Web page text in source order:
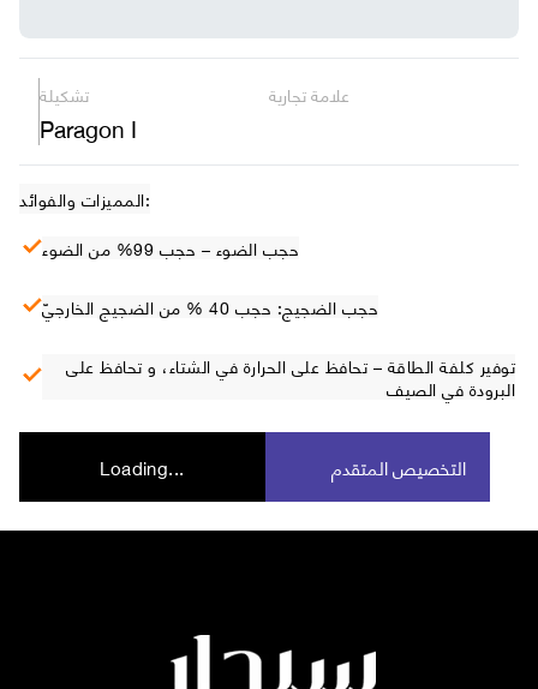
تشكيلة
Paragon I
علامة تجارية
المميزات والفوائد:
حجب الضوء – حجب 99% من الضوء
حجب الضجيج: حجب 40 % من الضجيج الخارجيّ
توفير كلفة الطاقة – تحافظ على الحرارة في الشتاء، و تحافظ على
البرودة في الصيف
Loading... التخصيص المتقدم